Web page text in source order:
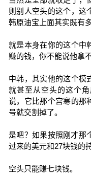
则别人空头的这个，这
韩原油宝上面其实既有
就是本身在你的这个中
赚的钱，你不能说他拿
中韩，其实他的这个模
就甚至从空头的这个
说，它比那个宫寒的那
号就交割掉了。
是吧？如果按照刚才那
过来的美元和27块钱的
空头只能赚七块钱。